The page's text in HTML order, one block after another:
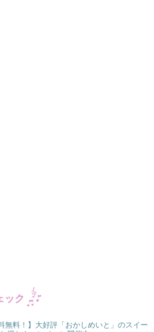
ック
無料！】大好評「おかしめいと」のスイー